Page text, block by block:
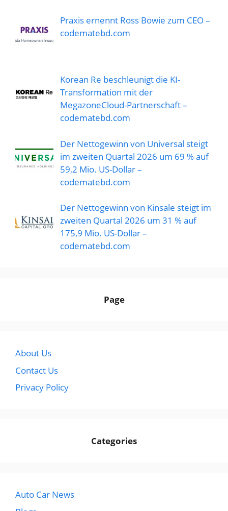
Praxis ernennt Ross Bowie zum CEO –
codematebd.com
Korean Re beschleunigt die KI-
Transformation mit der
MegazoneCloud-Partnerschaft –
codematebd.com
Der Nettogewinn von Universal steigt
im zweiten Quartal 2026 um 69 % auf
59,2 Mio. US-Dollar –
codematebd.com
Der Nettogewinn von Kinsale steigt im
zweiten Quartal 2026 um 31 % auf
175,9 Mio. US-Dollar –
codematebd.com
Page
About Us
Contact Us
Privacy Policy
Categories
Auto Car News